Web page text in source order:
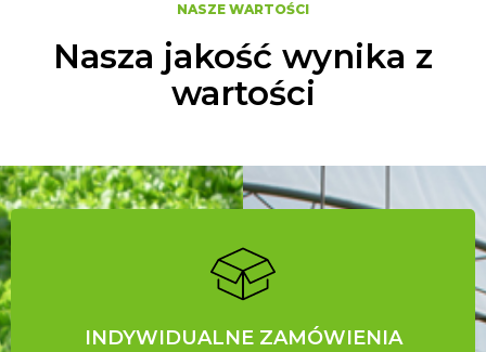
NASZE WARTOŚCI
Nasza jakość wynika z
wartości
INDYWIDUALNE ZAMÓWIENIA